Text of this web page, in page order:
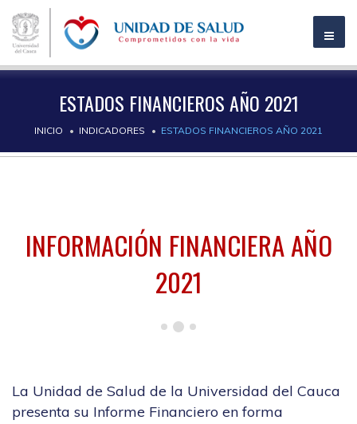
ESTADOS FINANCIEROS AÑO 2021
INICIO INDICADORES ESTADOS FINANCIEROS AÑO 2021
INFORMACIÓN FINANCIERA AÑO
2021
La Unidad de Salud de la Universidad del Cauca
presenta su Informe Financiero en forma